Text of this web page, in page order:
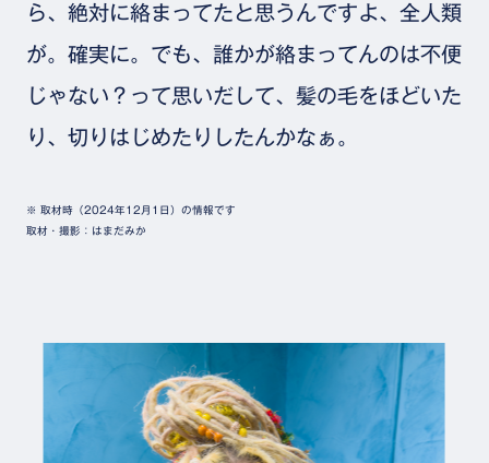
ら、絶対に絡まってたと思うんですよ、全人類
が。確実に。でも、誰かが絡まってんのは不便
じゃない？って思いだして、髪の毛をほどいた
り、切りはじめたりしたんかなぁ。
※ 取材時（2024年12月1日）の情報です
取材・撮影：はまだみか